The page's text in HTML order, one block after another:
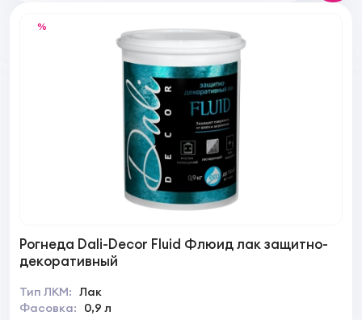
%
Рогнеда Dali-Decor Fluid Флюид лак защитно-
декоративный
Тип ЛКМ: Лак
Фасовка:
0,9 л